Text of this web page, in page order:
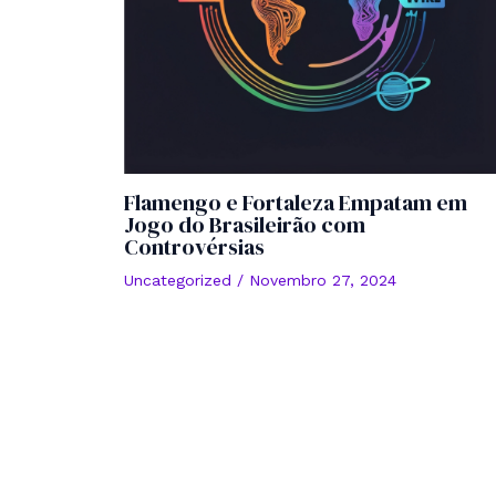
Flamengo e Fortaleza Empatam em
Jogo do Brasileirão com
Controvérsias
Uncategorized / Novembro 27, 2024